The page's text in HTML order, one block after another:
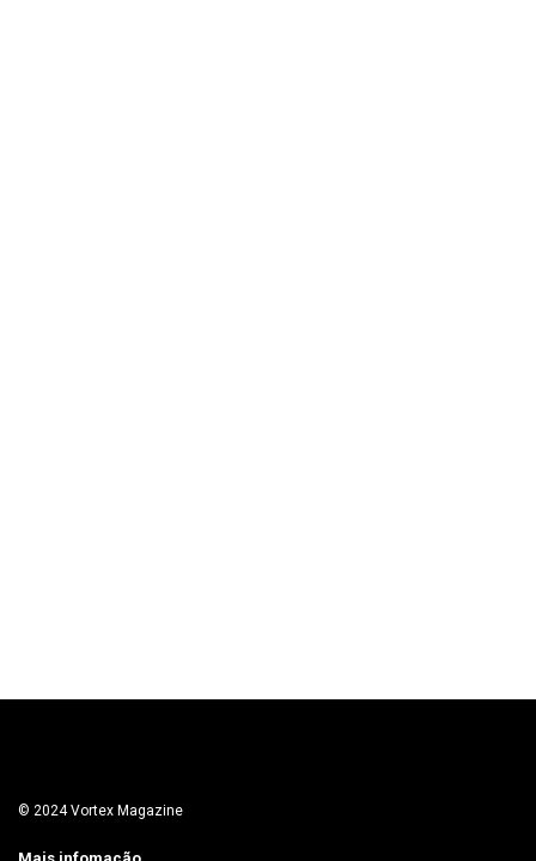
© 2024 Vortex Magazine